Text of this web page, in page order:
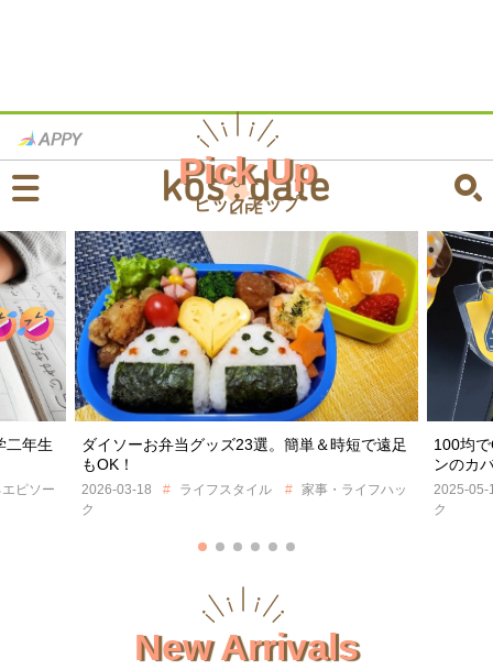
Pick Up
ピックアップ
ソーお弁当グッズ23選。簡単＆時短で遠足
03-18 ライフスタイル 家事・ライフハッ
100均でOK！シンプル
ンのカバーアイデア2選
2025-05-12
ライフス
New Arrivals